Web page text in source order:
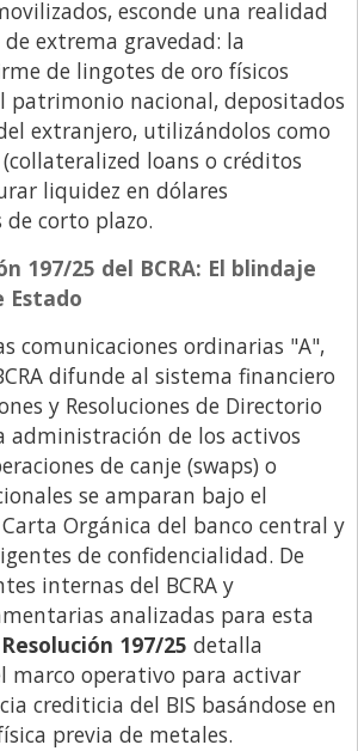
esconde una realidad
extrema gravedad: la
de lingotes de oro físicos
patrimonio nacional, depositados
extranjero, utilizándolos como
collateralized loans o créditos
liquidez en dólares
corto plazo.
197/25 del BCRA: El blindaje
Estado
comunicaciones ordinarias "A",
difunde al sistema financiero
y Resoluciones de Directorio
administración de los activos
de canje (swaps) o
se amparan bajo el
Orgánica del banco central y
de confidencialidad. De
internas del BCRA y
analizadas para esta
Resolución 197/25 detalla
marco operativo para activar
crediticia del BIS basándose en
previa de metales.